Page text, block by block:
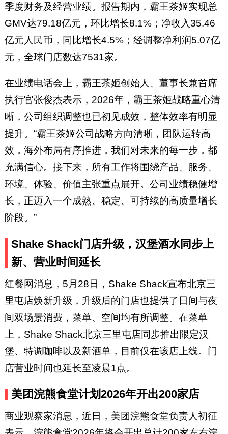
季度财务及经营业绩。报告期内，霸王茶姬实现总
GMV达79.18亿元，环比增长8.1%；净收入35.46
亿元人民币，同比增长4.5%；经调整净利润5.07亿
元，全球门店数达7531家。
在业绩电话会上，霸王茶姬创始人、董事长兼首席
执行官张俊杰表示，2026年，霸王茶姬战略重心清
晰，公司组织调整也已初见成效，整体效率有明显
提升。“霸王茶姬公司战略方向清晰，团队运转高
效，海外布局有序推进，我们对未来的每一步，都
充满信心。接下来，所有工作将围绕产品、服务、
环境、体验、价值主张重点展开。公司业绩稳健增
长，正迈入一个成熟、稳定、可持续的高质量增长
阶段。”
Shake Shack门店升级，汉堡酒水同步上
新、营业时间延长
红餐网消息，5月28日，Shake Shack宣布北京三
里屯店焕新升级，升级后的门店也提供了日间与夜
间双场景消费，菜单、空间均有所调整。在菜单
上，Shake Shack北京三里屯店同步推出限定汉
堡、特调咖啡以及新酒单，目前仅在该店上线。门
店营业时间也延长至凌晨1点。
美团浣熊食堂计划2026年开出200家店
商业观察家消息，近日，美团浣熊食堂负责人初征